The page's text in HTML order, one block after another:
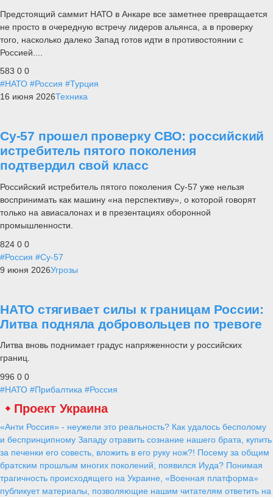
Предстоящий саммит НАТО в Анкаре все заметнее превращается
не просто в очередную встречу лидеров альянса, а в проверку
того, насколько далеко Запад готов идти в противостоянии с
Россией....
583 0 0
#НАТО #Россия #Турция
16 июня 2026Техника
Су-57 прошел проверку СВО: российский
истребитель пятого поколения
подтвердил свой класс
Российский истребитель пятого поколения Су-57 уже нельзя
воспринимать как машину «на перспективу», о которой говорят
только на авиасалонах и в презентациях оборонной
промышленности.
824 0 0
#Россия #Су-57
9 июня 2026Угрозы
НАТО стягивает силы к границам России:
Литва подняла добровольцев по тревоге
Литва вновь поднимает градус напряженности у российских
границ.
996 0 0
#НАТО #Прибалтика #Россия
Проект Украина
«Анти Россия» - неужели это реальность? Как удалось бесполому
и беспринципному Западу отравить сознание нашего брата, купить
за печенки его совесть, вложить в его руку нож?! Посему за общим
братским прошлым многих поколений, появился Иуда? Понимая
трагичность происходящего на Украине, «Военная платформа»
публикует материалы, позволяющие нашим читателям ответить на